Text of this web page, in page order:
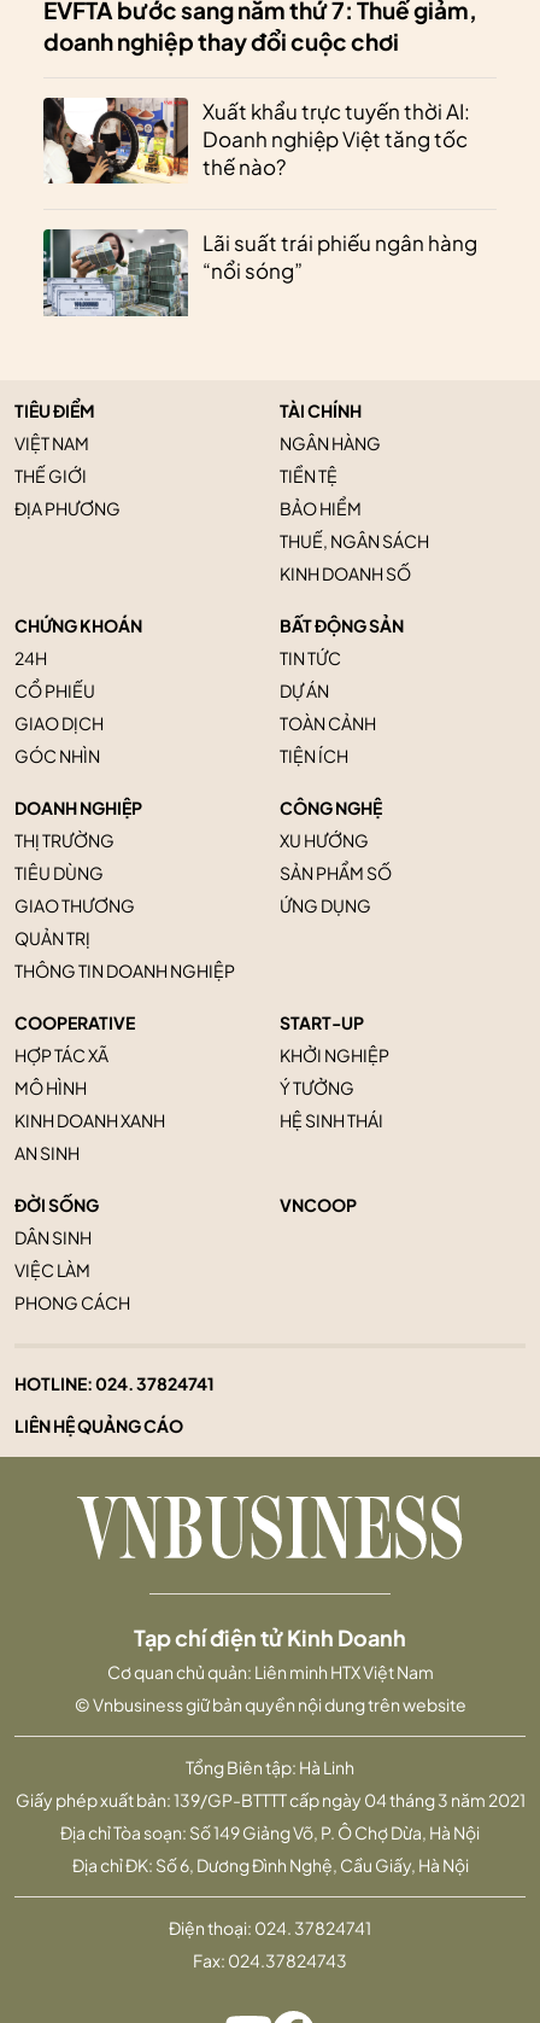
EVFTA bước sang năm thứ 7: Thuế giảm,
doanh nghiệp thay đổi cuộc chơi
Xuất khẩu trực tuyến thời AI:
Doanh nghiệp Việt tăng tốc
thế nào?
Lãi suất trái phiếu ngân hàng
“nổi sóng”
TIÊU ĐIỂM
VIỆT NAM
THẾ GIỚI
ĐỊA PHƯƠNG
TÀI CHÍNH
NGÂN HÀNG
TIỀN TỆ
BẢO HIỂM
THUẾ, NGÂN SÁCH
KINH DOANH SỐ
CHỨNG KHOÁN
24H
CỔ PHIẾU
GIAO DỊCH
GÓC NHÌN
BẤT ĐỘNG SẢN
TIN TỨC
DỰ ÁN
TOÀN CẢNH
TIỆN ÍCH
DOANH NGHIỆP
THỊ TRƯỜNG
TIÊU DÙNG
GIAO THƯƠNG
QUẢN TRỊ
THÔNG TIN DOANH NGHIỆP
CÔNG NGHỆ
XU HƯỚNG
SẢN PHẨM SỐ
ỨNG DỤNG
COOPERATIVE
HỢP TÁC XÃ
MÔ HÌNH
KINH DOANH XANH
AN SINH
START-UP
KHỞI NGHIỆP
Ý TƯỞNG
HỆ SINH THÁI
ĐỜI SỐNG
DÂN SINH
VIỆC LÀM
PHONG CÁCH
VNCOOP
HOTLINE:024. 37824741
LIÊN HỆ QUẢNG CÁO
Tổng Biên tập: Hà Linh
Giấy phép xuất bản: 139/GP-BTTTT cấp ngày 04 tháng 3 năm 2021
Địa chỉ Tòa soạn: Số 149 Giảng Võ, P. Ô Chợ Dừa, Hà Nội
Địa chỉ ĐK: Số 6, Dương Đình Nghệ, Cầu Giấy, Hà Nội
Tạp chí điện tử Kinh Doanh
Cơ quan chủ quản: Liên minh HTX Việt Nam
© Vnbusiness giữ bản quyền nội dung trên website
Điện thoại: 024. 37824741
Fax: 024.37824743